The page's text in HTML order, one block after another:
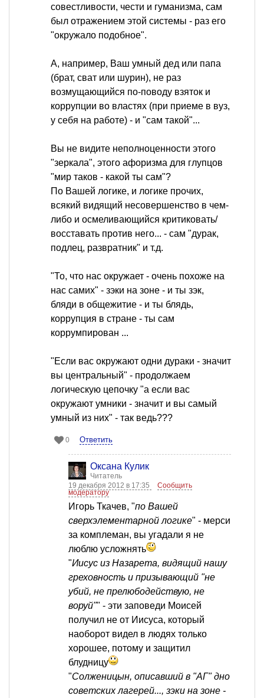
совестливости, чести и гуманизма, сам
был отражением этой системы - раз его
"окружало подобное".
А, например, Ваш умный дед или папа
(брат, сват или шурин), не раз
возмущающийся по-поводу взяток и
коррупции во властях (при приеме в вуз,
у себя на работе) - и "сам такой"...
Вы не видите неполноценности этого
"зеркала", этого афоризма для глупцов
"мир таков - какой ты сам"?
По Вашей логике, и логике прочих,
всякий видящий несовершенство в чем-
либо и осмеливающийся критиковать/
восставать против него... - сам "дурак,
подлец, развратник" и т.д.
"То, что нас окружает - очень похоже на
нас самих" - зэки на зоне - и ты зэк,
бляди в общежитие - и ты блядь,
коррупция в стране - ты сам
коррумпирован ...
"Если вас окружают одни дураки - значит
вы центральный" - продолжаем
логическую цепочку "а если вас
окружают умники - значит и вы самый
умный из них" - так ведь???
0 Ответить
Оксана Кулик
Читатель
19 декабря 2012 в 17:35
Сообщить
модератору
Игорь Ткачев, "по Вашей
сверхэлементарной логике" - мерси
за комплеман, вы угадали я не
люблю усложнять
"Иисус из Назарета, видящий нашу
греховность и призывающий "не
убий, не прелюбодействую, не
воруй"" - эти заповеди Моисей
получил не от Иисуса, который
наоборот видел в людях только
хорошее, потому и защитил
блудницу
"Солженицын, описавший в "АГ" дно
советских лагерей..., зэки на зоне -